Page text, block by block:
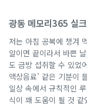
광동 메모리365 실
저는 아침 공복에 챙겨
알이면 끝이라서 바쁜
도 금방 섭취할 수 있었
액상음료’ 같은 기분이
일상 속에서 규칙적인
식이 꽤 도움이 될 것 같